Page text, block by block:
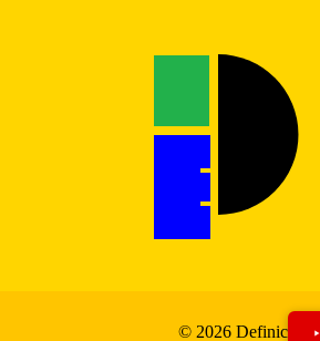
© 2026 Definiciona